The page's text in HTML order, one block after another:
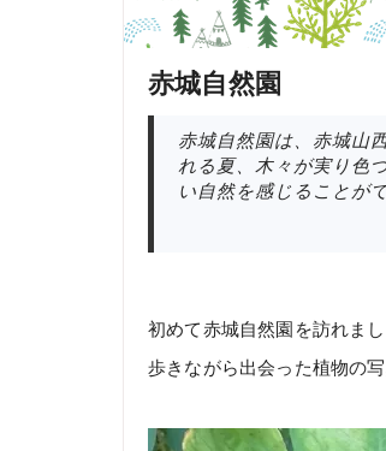
赤城自然園
赤城自然園は、赤城山
れる夏、木々が実り色
い自然を感じることが
初めて赤城自然園を訪れまし
歩きながら出会った植物の写